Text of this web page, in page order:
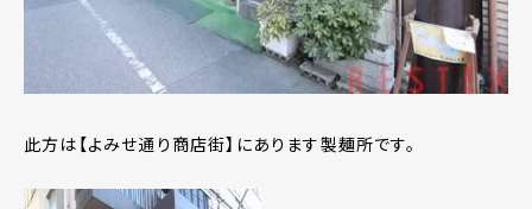
此方は【よみせ通り商店街】にあります製麺所です。